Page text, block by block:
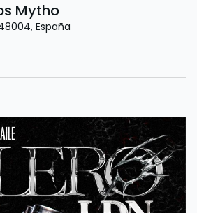
Mytho
, España